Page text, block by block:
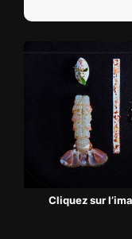
Partager
Facebook
Lien de
Cliquez sur